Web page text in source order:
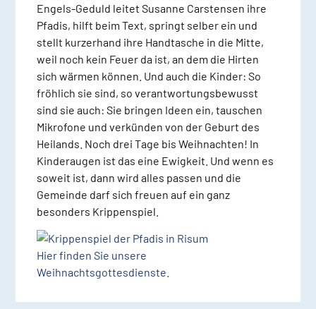
Engels-Geduld leitet Susanne Carstensen ihre
Pfadis, hilft beim Text, springt selber ein und
stellt kurzerhand ihre Handtasche in die Mitte,
weil noch kein Feuer da ist, an dem die Hirten
sich wärmen können. Und auch die Kinder: So
fröhlich sie sind, so verantwortungsbewusst
sind sie auch: Sie bringen Ideen ein, tauschen
Mikrofone und verkünden von der Geburt des
Heilands. Noch drei Tage bis Weihnachten! In
Kinderaugen ist das eine Ewigkeit. Und wenn es
soweit ist, dann wird alles passen und die
Gemeinde darf sich freuen auf ein ganz
besonders Krippenspiel.
Hier finden Sie unsere
Weihnachtsgottesdienste.